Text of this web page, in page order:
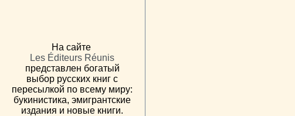
На сайте
Les Éditeurs Réunis
представлен богатый
выбор русских книг с
пересылкой по всему миру:
букинистика, эмигрантские
издания и новые книги.